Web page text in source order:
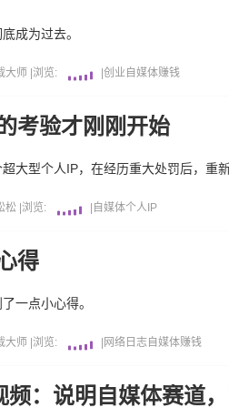
成为过去。
大师 浏览: 创业 自媒体赚钱
考验才刚刚开始
大型个人IP，在经历重大处罚后，重
松 浏览: 自媒体个人IP
得
一点小心得。
大师 浏览: 网络日志 自媒体赚钱
：说明自媒体赛道